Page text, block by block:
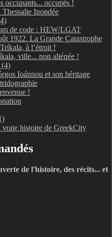
occupants... occupés !
Thessalie Inondée
de code : HEW/LGAT
1922. La Grande Catastrophe
à l’étroit !
ville... non aliénée !
Ioánnou et son héritage
!
vraie histoire de GreekCity
de l'histoire, des récits... et